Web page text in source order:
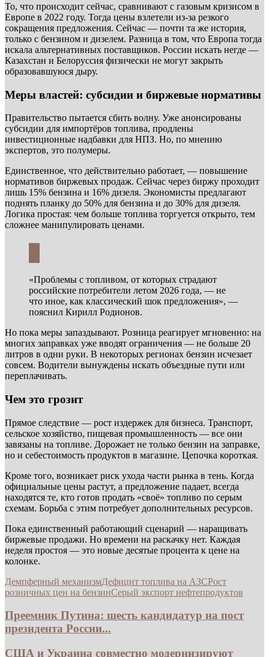
То, что происходит сейчас, сравнивают с газовым кризисом в
Европе в 2022 году. Тогда цены взлетели из-за резкого
сокращения предложения. Сейчас — почти та же история,
только с бензином и дизелем. Разница в том, что Европа тогда
искала альтернативных поставщиков. России искать негде —
Казахстан и Белоруссия физически не могут закрыть
образовавшуюся дыру.
Меры властей: субсидии и биржевые нормативы
Правительство пытается сбить волну. Уже анонсированы
субсидии для импортёров топлива, продлены
инвестиционные надбавки для НПЗ. Но, по мнению
экспертов, это полумеры.
Единственное, что действительно работает, — повышение
нормативов биржевых продаж. Сейчас через биржу проходит
лишь 15% бензина и 16% дизеля. Экономисты предлагают
поднять планку до 50% для бензина и до 30% для дизеля.
Логика простая: чем больше топлива торгуется открыто, тем
сложнее манипулировать ценами.
«Проблемы с топливом, от которых страдают
российские потребители летом 2026 года, — не
что иное, как классический шок предложения», —
пояснил Кирилл Родионов.
Но пока меры запаздывают. Розница реагирует мгновенно: на
многих заправках уже вводят ограничения — не больше 20
литров в одни руки. В некоторых регионах бензин исчезает
совсем. Водители вынуждены искать объездные пути или
переплачивать.
Чем это грозит
Прямое следствие — рост издержек для бизнеса. Транспорт,
сельское хозяйство, пищевая промышленность — все они
завязаны на топливе. Дорожает не только бензин на заправке,
но и себестоимость продуктов в магазине. Цепочка короткая.
Кроме того, возникает риск ухода части рынка в тень. Когда
официальные цены растут, а предложение падает, всегда
находятся те, кто готов продать «своё» топливо по серым
схемам. Борьба с этим потребует дополнительных ресурсов.
Пока единственный работающий сценарий — наращивать
биржевые продажи. Но времени на раскачку нет. Каждая
неделя простоя — это новые десятые процента к цене на
колонке.
Демпферный механизмДефицит топлива на АЗСРост
розничных цен на бензинСерый экспорт нефтепродуктов
Преемник Путина: шесть кандидатур на пост
президента России...
США и Украина совместно модернизируют